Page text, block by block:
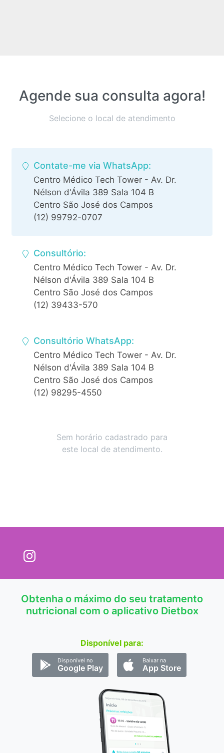
Agende sua consulta agora!
Selecione o local de atendimento
Contate-me via WhatsApp:
Centro Médico Tech Tower - Av. Dr.
Nélson d'Ávila 389 Sala 104 B
Centro São José dos Campos
(12) 99792-0707
Consultório:
Centro Médico Tech Tower - Av. Dr.
Nélson d'Ávila 389 Sala 104 B
Centro São José dos Campos
(12) 39433-570
Consultório WhatsApp:
Centro Médico Tech Tower - Av. Dr.
Nélson d'Ávila 389 Sala 104 B
Centro São José dos Campos
(12) 98295-4550
Sem horário cadastrado para
este local de atendimento.
Obtenha o máximo do seu tratamento
nutricional com o aplicativo Dietbox
Disponível para:
Disponível no
Google Play
Baixar na
App Store